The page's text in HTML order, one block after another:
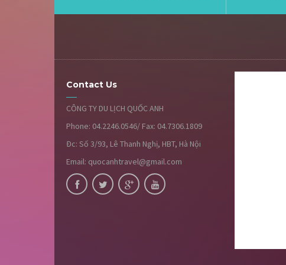
Contact Us
CÔNG TY DU LỊCH QUỐC ANH
Phone: 04.2246.0546/ Fax: 04.7306.1809
Đc: Số 3/93, Lê Thanh Nghị, HBT, Hà Nội
Email: quocanhtravel@gmail.com